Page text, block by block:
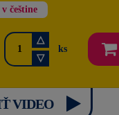
češtine
ks
VIDEO